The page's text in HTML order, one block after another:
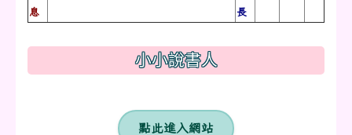
息
長
小小說書人
點此進入網站